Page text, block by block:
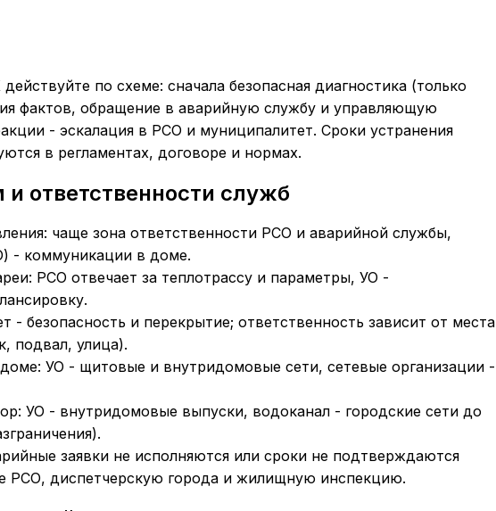
по схеме: сначала безопасная диагностика (только
фактов, обращение в аварийную службу и управляющую
- эскалация в РСО и муниципалитет. Сроки устранения
в регламентах, договоре и нормах.
ответственности служб
чаще зона ответственности РСО и аварийной службы,
- коммуникации в доме.
РСО отвечает за теплотрассу и параметры, УО -
- безопасность и перекрытие; ответственность зависит от места
подвал, улица).
УО - щитовые и внутридомовые сети, сетевые организации -
УО - внутридомовые выпуски, водоканал - городские сети до
заявки не исполняются или сроки не подтверждаются
РСО, диспетчерскую города и жилищную инспекцию.